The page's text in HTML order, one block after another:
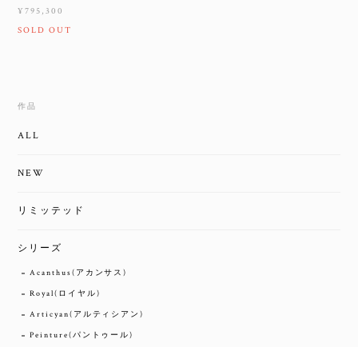
¥795,300
SOLD OUT
作品
ALL
NEW
リミッテッド
シリーズ
Acanthus(アカンサス)
Royal(ロイヤル)
Articyan(アルティシアン)
Peinture(パントゥール)